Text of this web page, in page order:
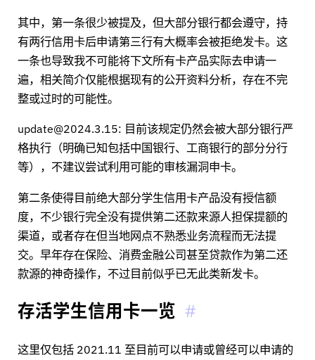
其中，第一条很少被提及，但大部分银行都会遵守，持
有两行信用卡后申请第三行有大概率会被拒绝发卡。这
一条也导致我不可能将下文所有卡产品实际去申请一
遍，相关简介仅能根据现有的公开资料分析，存在不完
整或过时的可能性。
update@2024.3.15: 目前该规定仍然会被大部分银行严
格执行（明确已知包括中国银行、工商银行的部分分行
等），不建议尝试利用可能的审核漏洞申卡。
第二条使得目前绝大部分学生信用卡产品没有授信额
度，不少银行完全没有提供第二还款来源人担保提额的
渠道，或者存在但当地网点不熟悉业务流程而无法提
交。早年存在保险、消费金融公司甚至贷款作为第二还
款源的神奇操作，不过目前似乎已无此类新发卡。
存活学生信用卡一览
这里仅包括 2021.11 至目前可以申请或曾经可以申请的